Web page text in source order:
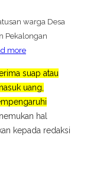
warga Desa
Pekalongan
more
suap atau
uang,
hal
kepada redaksi